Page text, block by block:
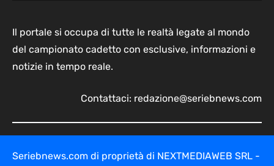
Il portale si occupa di tutte le realtà legate al mondo
del campionato cadetto con esclusive, informazioni e
notizie in tempo reale.
Contattaci: redazione@seriebnews.com
Seriebnews.com di proprietà di NEXTMEDIAWEB SRL -